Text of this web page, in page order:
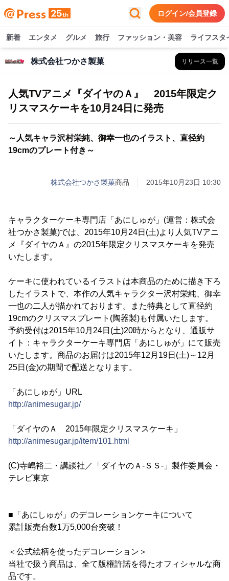
ログイン/会員登録
新着 エンタメ グルメ 旅行 ファッション・美容 ライフスタ
株式会社つかさ製菓 リリース一覧
人気TVアニメ『ダイヤのＡ』 2015年限定ク
リスマスケーキを10月24日に発売
～人気キャラ沢村栄純、御幸一也のイラスト、直径約
19cmのプレート付き～
株式会社つかさ製菓商品 2015年10月23日 10:30
キャラクターケーキ専門店「あにしゅが」(運営：株式会
社つかさ製菓)では、2015年10月24日(土)より人気TVアニ
メ『ダイヤのＡ』の2015年限定クリスマスケーキを発売
いたします。
ケーキに使われているイラストは本商品のために描き下ろ
したイラストで、本作の人気キャラクター沢村栄純、御幸
一也の二人が描かれております。また特典として直径約
19cmのクリスマスプレート(陶器製)も付属いたします。
予約受付は2015年10月24日(土)20時からとなり、通販サ
イト：キャラクターケーキ専門店「あにしゅが」にて販売
いたします。商品のお届けは2015年12月19日(土)～12月
25日(金)の期間で配送となります。
「あにしゅが」URL
http://animesugar.jp/
「ダイヤのＡ 2015年限定クリスマスケーキ」
http://animesugar.jp/item/101.html
(C)寺嶋裕二・講談社／「ダイヤのＡ‐ＳＳ‐」製作委員会・
テレビ東京
■「あにしゅが」のデコレーションケーキについて
累計販売台数1万5,000台突破！
＜公式絵柄を使ったデコレーション＞
当社で扱う商品は、全て版権許諾を得たオフィシャルな商
品です。